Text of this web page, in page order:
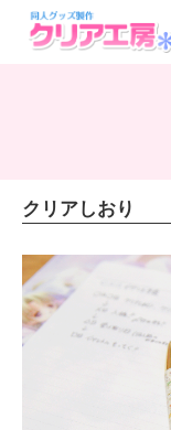
クリアしおり